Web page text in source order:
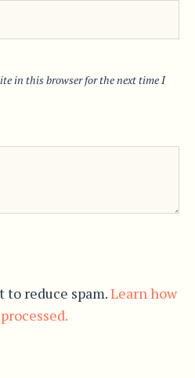
in this browser for the next time I
reduce spam.Learn how